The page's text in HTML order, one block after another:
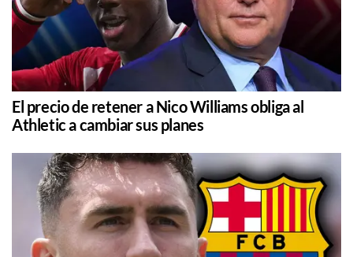
El precio de retener a Nico Williams obliga al
Athletic a cambiar sus planes